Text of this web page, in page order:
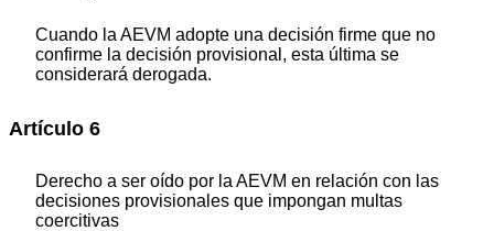
Cuando la AEVM adopte una decisión firme que no
confirme la decisión provisional, esta última se
considerará derogada.
Artículo 6
Derecho a ser oído por la AEVM en relación con las
decisiones provisionales que impongan multas
coercitivas